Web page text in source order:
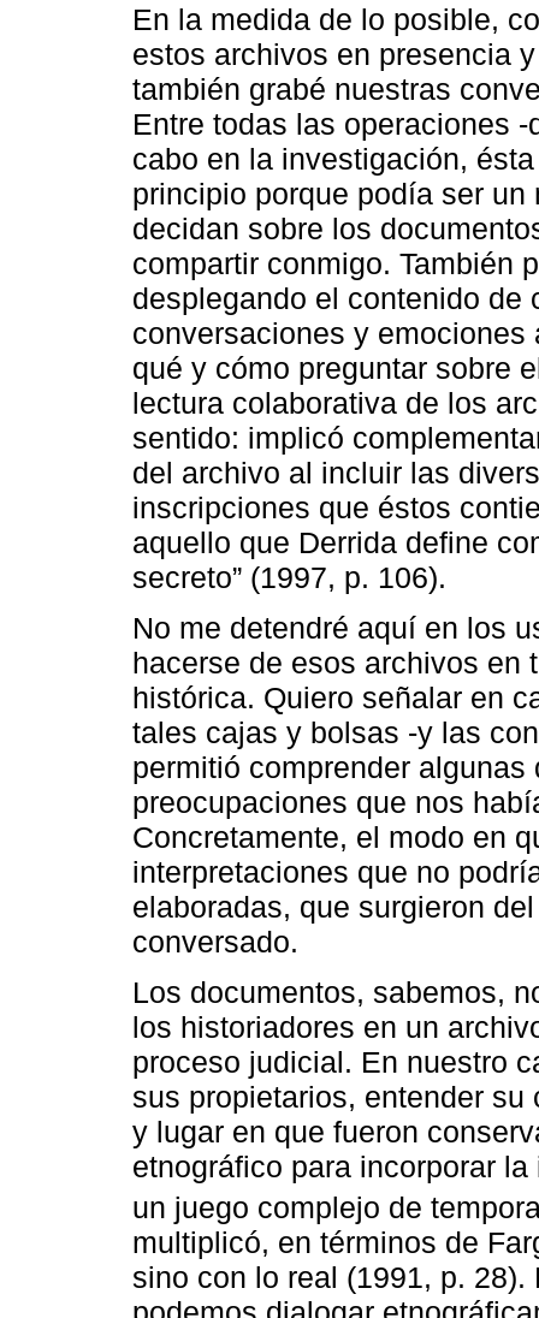
En la medida de lo posible,
estos archivos en presencia
también grabé nuestras
Entre todas las operaciones
cabo en la investigación,
principio porque podía ser
decidan sobre los
compartir conmigo. También
desplegando el contenido de
conversaciones y
qué y cómo preguntar sobre
lectura colaborativa de los
sentido: implicó
del archivo al incluir las
inscripciones que éstos
aquello que Derrida define
secreto” (1997, p. 106).
No me detendré aquí en los
hacerse de esos archivos en
histórica. Quiero señalar en
tales cajas y bolsas -y las
permitió comprender
preocupaciones que nos
Concretamente, el modo en
interpretaciones que no
elaboradas, que surgieron
conversado.
Los documentos, sabemos,
los historiadores en un
proceso judicial. En nuestro
sus propietarios, entender
y lugar en que fueron
etnográfico para incorporar
un juego complejo de
multiplicó, en términos de
sino con lo real (1991, p.